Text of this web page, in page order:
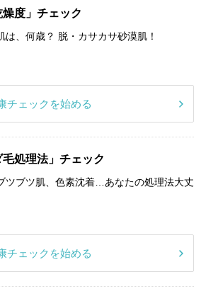
度」チェック
は、何歳？ 脱・カサカサ砂漠肌！
チェックを始める
処理法」チェック
ツブツ肌、色素沈着…あなたの処理法大丈
チェックを始める